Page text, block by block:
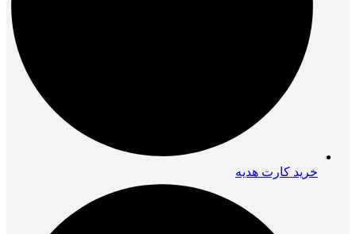
خرید کارت هدیه